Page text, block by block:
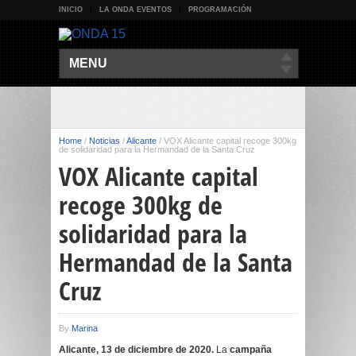
INICIO LA ONDA EVENTOS PROGRAMACIÓN
MENU
Home / Noticias /Alicante / VOX Alicante capital recoge 300kg
de solidaridad para la Hermandad de la Santa Cruz
VOX Alicante capital
recoge 300kg de
solidaridad para la
Hermandad de la Santa
Cruz
By Marina
Alicante, 13 de diciembre de 2020. La campaña